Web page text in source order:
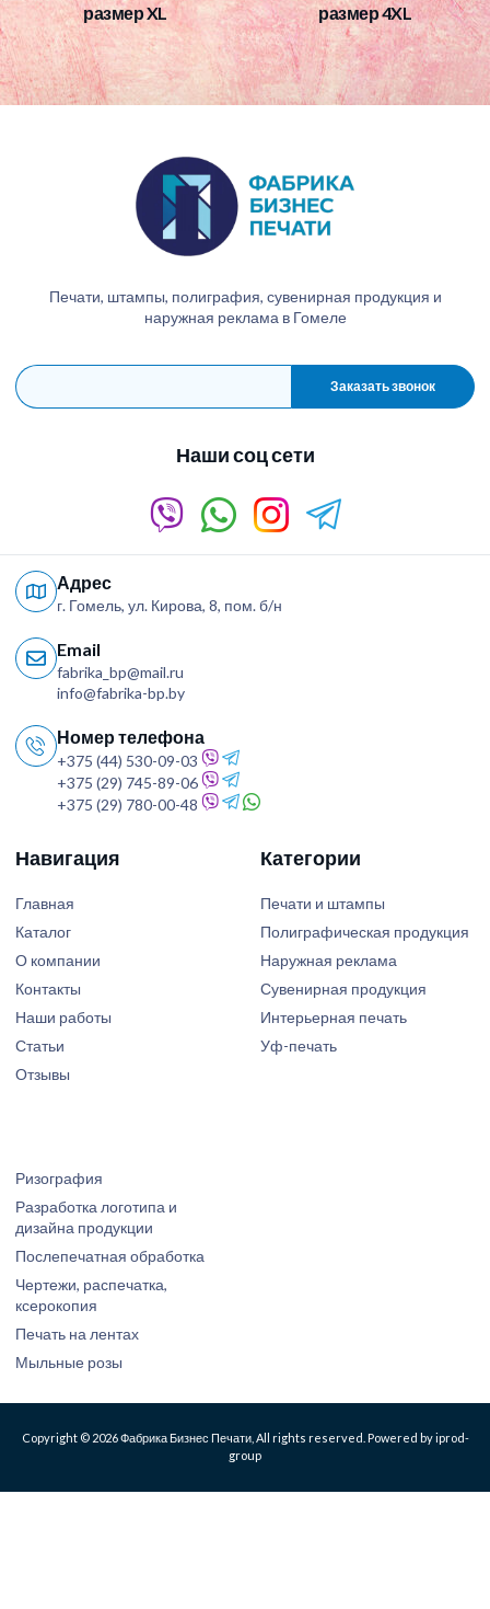
размер XL
размер 4XL
Печати, штампы, полиграфия, сувенирная продукция и
наружная реклама в Гомеле
Заказать звонок
Наши соц сети
Адрес
г. Гомель, ул. Кирова, 8, пом. б/н
Email
fabrika_bp@mail.ru
info@fabrika-bp.by
Номер телефона
+375 (44) 530-09-03
+375 (29) 745-89-06
+375 (29) 780-00-48
Навигация
Главная
Каталог
О компании
Контакты
Наши работы
Статьи
Отзывы
Категории
Печати и штампы
Полиграфическая продукция
Наружная реклама
Сувенирная продукция
Интерьерная печать
Уф-печать
Ризография
Разработка логотипа и
дизайна продукции
Послепечатная обработка
Чертежи, распечатка,
ксерокопия
Печать на лентах
Мыльные розы
Copyright © 2026 Фабрика Бизнес Печати, All rights reserved. Powered by iprod-
group